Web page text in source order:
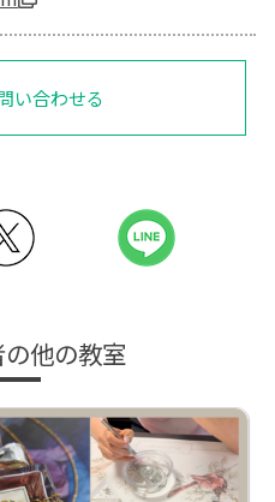
い合わせる
他の教室